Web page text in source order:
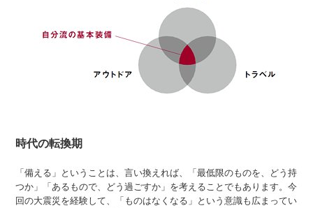
時代の転換期
「備える」ということは、言い換えれば、「最低限のものを、どう持
つか」「あるもので、どう過ごすか」を考えることでもあります。今
回の大震災を経験して、「ものはなくなる」という意識も広まってい